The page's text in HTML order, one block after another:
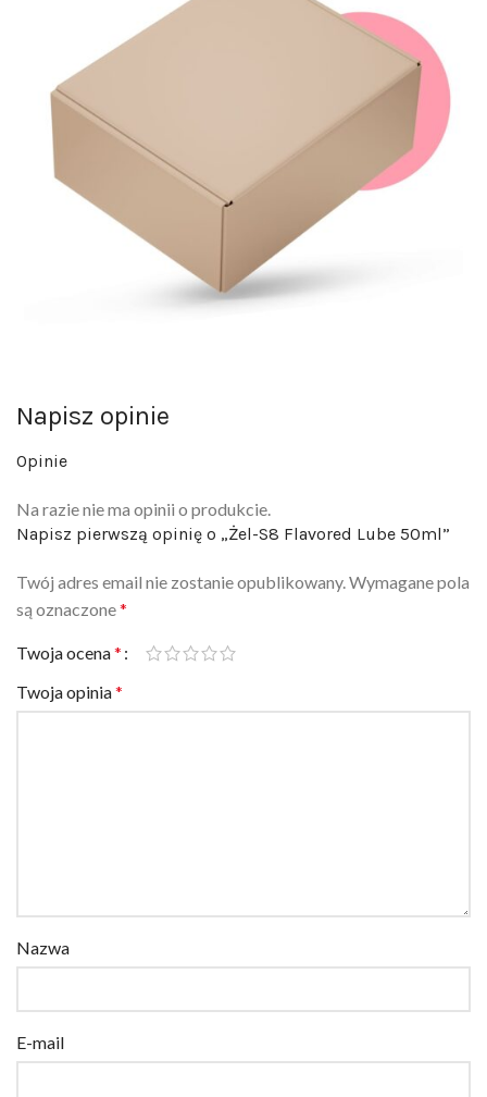
Napisz opinie
Opinie
Na razie nie ma opinii o produkcie.
Napisz pierwszą opinię o „Żel-S8 Flavored Lube 50ml”
Twój adres email nie zostanie opublikowany.Wymagane pola
są oznaczone*
Twoja ocena*
Twoja opinia*
Nazwa
E-mail